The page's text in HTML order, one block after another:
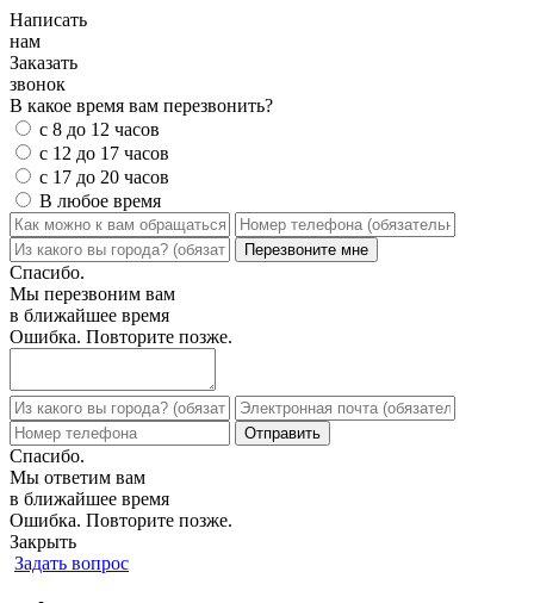
Написать
нам
Заказать
звонок
В какое время вам перезвонить?
с 8 до 12 часов
с 12 до 17 часов
с 17 до 20 часов
В любое время
Спасибо.
Мы перезвоним вам
в ближайшее время
Ошибка. Повторите позже.
Спасибо.
Мы ответим вам
в ближайшее время
Ошибка. Повторите позже.
Закрыть
Задать вопрос